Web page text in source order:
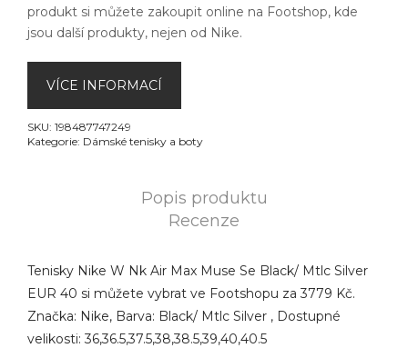
produkt si můžete zakoupit online na Footshop, kde
jsou další produkty, nejen od Nike.
VÍCE INFORMACÍ
SKU: 198487747249
Kategorie: Dámské tenisky a boty
Popis produktu
Recenze
Tenisky Nike W Nk Air Max Muse Se Black/ Mtlc Silver
EUR 40 si můžete vybrat ve Footshopu za 3779 Kč.
Značka: Nike, Barva: Black/ Mtlc Silver , Dostupné
velikosti: 36,36.5,37.5,38,38.5,39,40,40.5